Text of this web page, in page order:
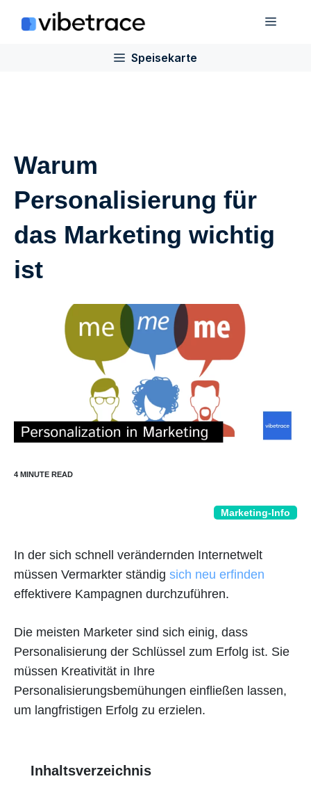
Inhalt
Speisekarte
Warum
Personalisierung für
das Marketing wichtig
ist
Marketing-Info
In der sich schnell verändernden Internetwelt
müssen Vermarkter ständig sich neu erfinden
effektivere Kampagnen durchzuführen.
Die meisten Marketer sind sich einig, dass
Personalisierung der Schlüssel zum Erfolg ist. Sie
müssen Kreativität in Ihre
Personalisierungsbemühungen einfließen lassen,
um langfristigen Erfolg zu erzielen.
Inhaltsverzeichnis